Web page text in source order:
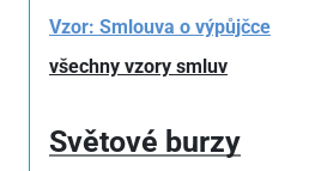
Vzor: Smlouva o výpůjčce
všechny vzory smluv
Světové burzy